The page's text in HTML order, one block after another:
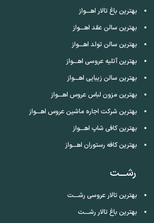
بهترین باغ تالار اهـــواز
بهترین سالن عقد اهـــواز
بهترین سالن تولد اهـــواز
بهترین آتلیه عروسی اهـــواز
بهترین سالن زیبایی اهـــواز
بهترین مزون لباس عروس اهـــواز
بهترین شرکت اجاره ماشین عروس اهـــواز
بهترین کافی شاپ اهـــواز
بهترین کافه رستوران اهـــواز
رشـــت
بهترین تالار عروسی رشـــت
بهترین باغ تالار رشـــت